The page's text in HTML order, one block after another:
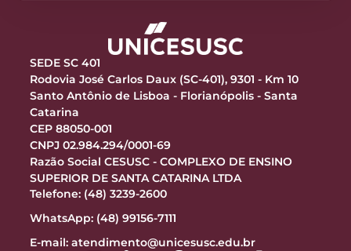
SEDE SC 401
Rodovia José Carlos Daux (SC-401), 9301 - Km 10
Santo Antônio de Lisboa - Florianópolis - Santa
Catarina
CEP 88050-001
CNPJ 02.984.294/0001-69
Razão Social CESUSC - COMPLEXO DE ENSINO
SUPERIOR DE SANTA CATARINA LTDA
Telefone: (48) 3239-2600
WhatsApp: (48) 99156-7111
E-mail: atendimento@unicesusc.edu.br